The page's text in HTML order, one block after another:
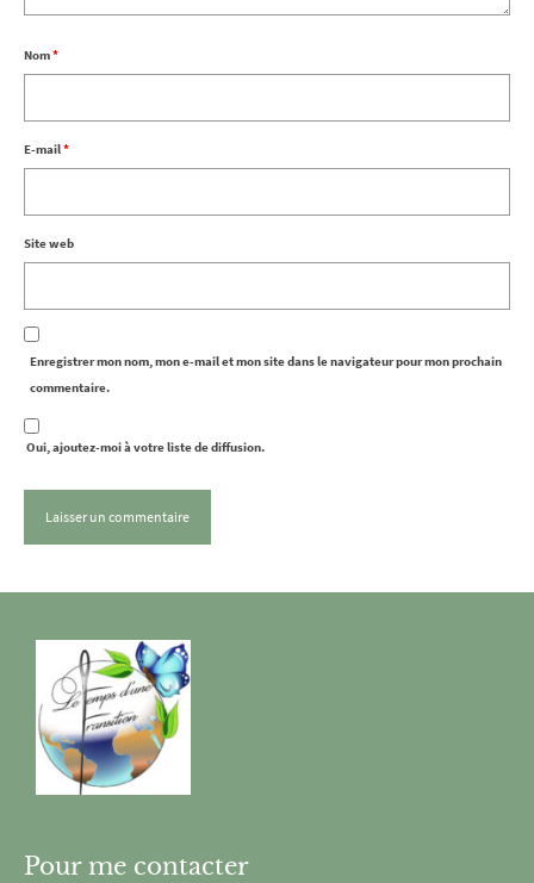
Nom*
E-mail*
Site web
Enregistrer mon nom, mon e-mail et mon site dans le navigateur pour mon prochain
commentaire.
Oui, ajoutez-moi à votre liste de diffusion.
Pour me contacter